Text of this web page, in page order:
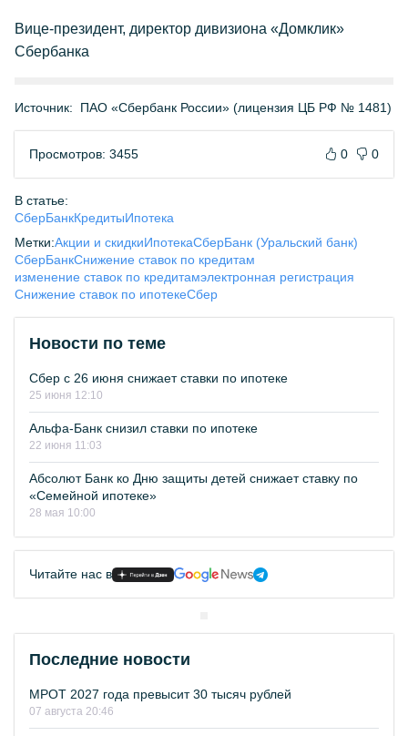
Вице-президент, директор дивизиона «Домклик»
Сбербанка
Источник: ПАО «Сбербанк России» (лицензия ЦБ РФ № 1481)
Просмотров: 3455 0 0
В статье:
СберБанкКредитыИпотека
Метки:Акции и скидкиИпотекаСберБанк (Уральский банк)
СберБанкСнижение ставок по кредитам
изменение ставок по кредитамэлектронная регистрация
Снижение ставок по ипотекеСбер
Новости по теме
Сбер с 26 июня снижает ставки по ипотеке
25 июня 12:10
Альфа-Банк снизил ставки по ипотеке
22 июня 11:03
Абсолют Банк ко Дню защиты детей снижает ставку по
«Семейной ипотеке»
28 мая 10:00
Читайте нас в
Последние новости
МРОТ 2027 года превысит 30 тысяч рублей
07 августа 20:46